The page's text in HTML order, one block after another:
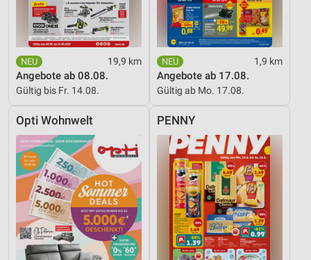
19,9 km
Angebote ab 08.08.
Gültig bis Fr. 14.08.
1,9 km
Angebote ab 17.08.
Gültig ab Mo. 17.08.
Opti Wohnwelt PENNY